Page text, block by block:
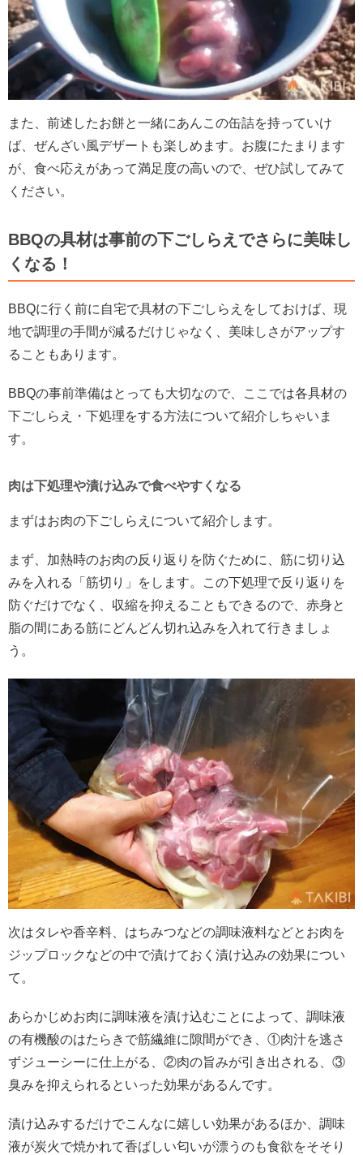
また、前述したお餅と一緒にあんこの缶詰を持っていけ
ば、ぜんざい風デザートも楽しめます。お腹にたまります
が、食べ応えがあって満足度の高いので、ぜひ試してみて
ください。
BBQの具材は事前の下ごしらえでさらに美味し
くなる！
BBQに行く前に自宅で具材の下ごしらえをしておけば、現
地で調理の手間が減るだけじゃなく、美味しさがアップす
ることもあります。
BBQの事前準備はとっても大切なので、ここでは各具材の
下ごしらえ・下処理をする方法について紹介しちゃいま
す。
肉は下処理や漬け込みで食べやすくなる
まずはお肉の下ごしらえについて紹介します。
まず、加熱時のお肉の反り返りを防ぐために、筋に切り込
みを入れる「筋切り」をします。この下処理で反り返りを
防ぐだけでなく、収縮を抑えることもできるので、赤身と
脂の間にある筋にどんどん切れ込みを入れて行きましょ
う。
次はタレや香辛料、はちみつなどの調味液料などとお肉を
ジップロックなどの中で漬けておく漬け込みの効果につい
て。
あらかじめお肉に調味液を漬け込むことによって、調味液
の有機酸のはたらきで筋繊維に隙間ができ、①肉汁を逃さ
ずジューシーに仕上がる、②肉の旨みが引き出される、③
臭みを抑えられるといった効果があるんです。
漬け込みするだけでこんなに嬉しい効果があるほか、調味
液が炭火で焼かれて香ばしい匂いが漂うのも食欲をそそり